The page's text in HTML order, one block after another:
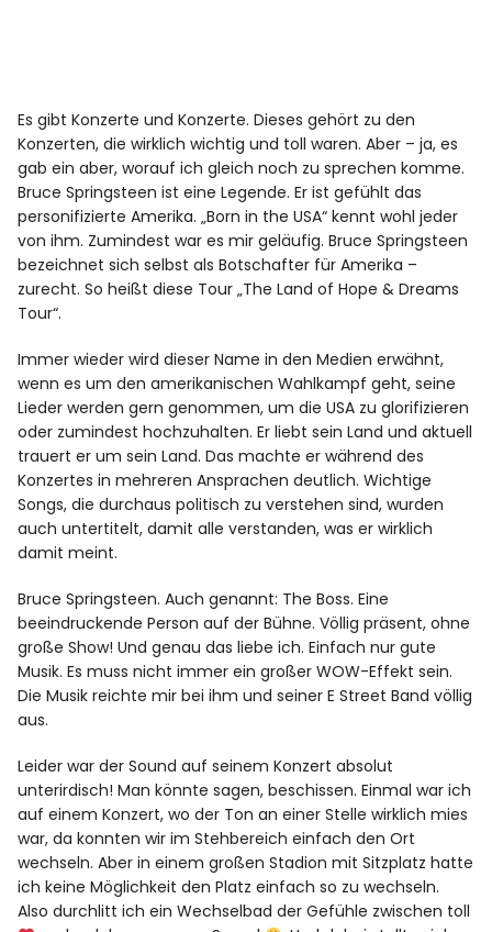
Es gibt Konzerte und Konzerte. Dieses gehört zu den
Konzerten, die wirklich wichtig und toll waren. Aber – ja, es
gab ein aber, worauf ich gleich noch zu sprechen komme.
Bruce Springsteen ist eine Legende. Er ist gefühlt das
personifizierte Amerika. „Born in the USA“ kennt wohl jeder
von ihm. Zumindest war es mir geläufig. Bruce Springsteen
bezeichnet sich selbst als Botschafter für Amerika –
zurecht. So heißt diese Tour „The Land of Hope & Dreams
Tour“.
Immer wieder wird dieser Name in den Medien erwähnt,
wenn es um den amerikanischen Wahlkampf geht, seine
Lieder werden gern genommen, um die USA zu glorifizieren
oder zumindest hochzuhalten. Er liebt sein Land und aktuell
trauert er um sein Land. Das machte er während des
Konzertes in mehreren Ansprachen deutlich. Wichtige
Songs, die durchaus politisch zu verstehen sind, wurden
auch untertitelt, damit alle verstanden, was er wirklich
damit meint.
Bruce Springsteen. Auch genannt: The Boss. Eine
beeindruckende Person auf der Bühne. Völlig präsent, ohne
große Show! Und genau das liebe ich. Einfach nur gute
Musik. Es muss nicht immer ein großer WOW-Effekt sein.
Die Musik reichte mir bei ihm und seiner E Street Band völlig
aus.
Leider war der Sound auf seinem Konzert absolut
unterirdisch! Man könnte sagen, beschissen. Einmal war ich
auf einem Konzert, wo der Ton an einer Stelle wirklich mies
war, da konnten wir im Stehbereich einfach den Ort
wechseln. Aber in einem großen Stadion mit Sitzplatz hatte
ich keine Möglichkeit den Platz einfach so zu wechseln.
Also durchlitt ich ein Wechselbad der Gefühle zwischen toll